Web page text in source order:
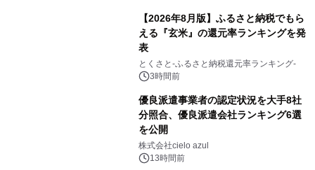
【2026年8月版】ふるさと納税でもら
える『玄米』の還元率ランキングを発
表
とくさと-ふるさと納税還元率ランキング-
3時間前
優良派遣事業者の認定状況を大手8社
分照合、優良派遣会社ランキング6選
を公開
株式会社cielo azul
13時間前